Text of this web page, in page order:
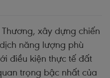
xây dựng chiến
năng lượng phù
điều kiện thực tế đất
trọng bậc nhất của